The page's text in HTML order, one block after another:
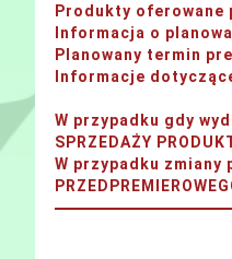
Produkty oferowane
Informacja o
Planowany termin
Informacje
W przypadku gdy
SPRZEDAŻY
W przypadku zmiany